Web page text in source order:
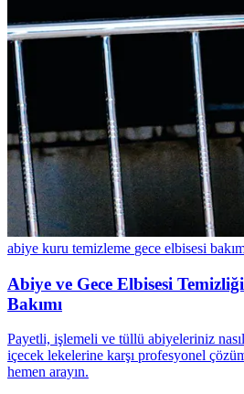
abiye kuru temizleme gece elbisesi
Abiye ve Gece Elbisesi
Bakımı
Payetli, işlemeli ve tüllü abiyeleriniz
içecek lekelerine karşı profesyonel
hemen arayın.